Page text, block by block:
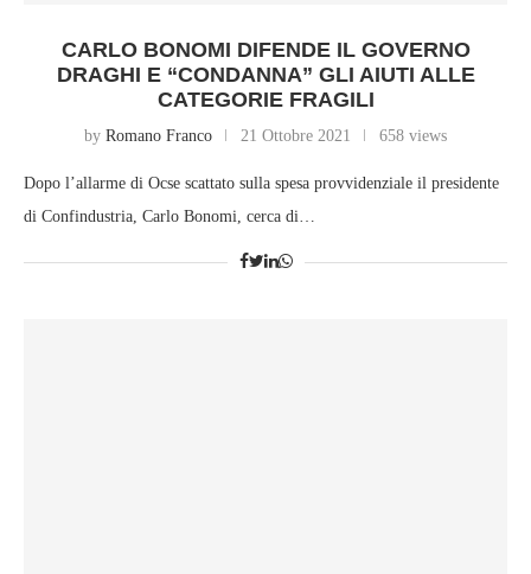
CARLO BONOMI DIFENDE IL GOVERNO
DRAGHI E “CONDANNA” GLI AIUTI ALLE
CATEGORIE FRAGILI
by Romano Franco 21 Ottobre 2021 658 views
Dopo l’allarme di Ocse scattato sulla spesa provvidenziale il presidente
di Confindustria, Carlo Bonomi, cerca di…